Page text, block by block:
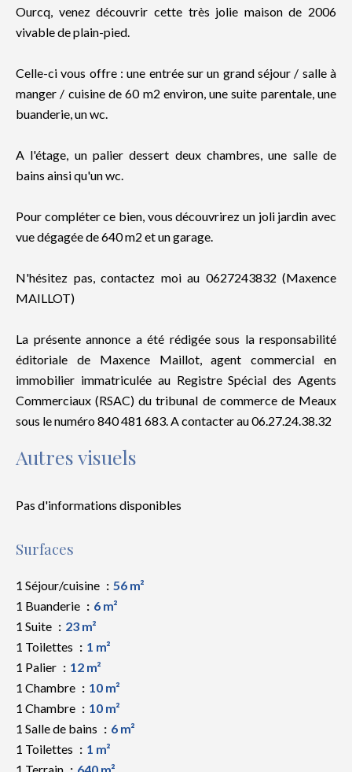
Ourcq, venez découvrir cette très jolie maison de 2006
vivable de plain-pied.
Celle-ci vous offre : une entrée sur un grand séjour / salle à
manger / cuisine de 60 m2 environ, une suite parentale, une
buanderie, un wc.
A l'étage, un palier dessert deux chambres, une salle de
bains ainsi qu'un wc.
Pour compléter ce bien, vous découvrirez un joli jardin avec
vue dégagée de 640 m2 et un garage.
N'hésitez pas, contactez moi au 0627243832 (Maxence
MAILLOT)
La présente annonce a été rédigée sous la responsabilité
éditoriale de Maxence Maillot, agent commercial en
immobilier immatriculée au Registre Spécial des Agents
Commerciaux (RSAC) du tribunal de commerce de Meaux
sous le numéro 840 481 683. A contacter au 06.27.24.38.32
Autres visuels
Pas d'informations disponibles
Surfaces
1 Séjour/cuisine
56 m²
1 Buanderie
6 m²
1 Suite
23 m²
1 Toilettes
1 m²
1 Palier
12 m²
1 Chambre
10 m²
1 Chambre
10 m²
1 Salle de bains
6 m²
1 Toilettes
1 m²